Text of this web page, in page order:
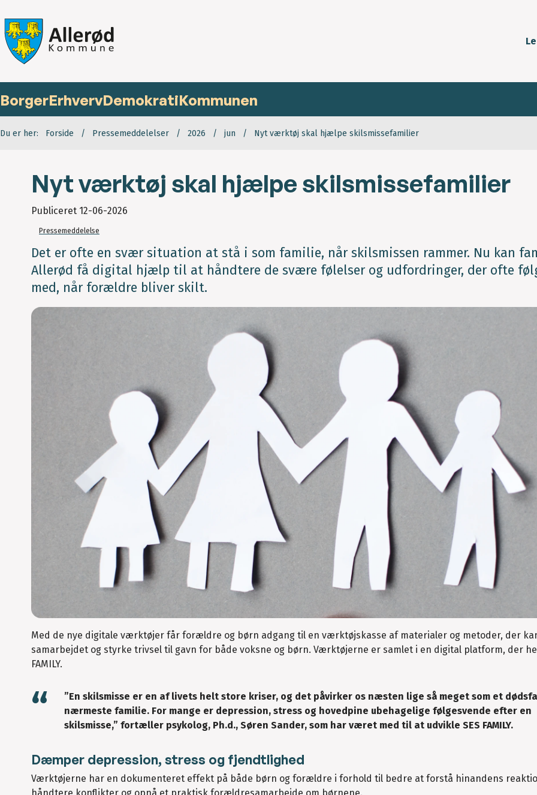
BorgerErhvervDemokratiKommunen
Du er her: Forside Pressemeddelelser 2026 jun Nyt værktøj skal hjælpe skilsmissefamilier
Nyt værktøj skal hjælpe skilsmissefamilier
Publiceret 12-06-2026
Pressemeddelelse
Det er ofte en svær situation at stå i som familie, når skilsmissen rammer. Nu kan
Allerød få digital hjælp til at håndtere de svære følelser og udfordringer, der ofte
med, når forældre bliver skilt.
Med de nye digitale værktøjer får forældre og børn adgang til en værktøjskasse af materialer og metoder, der
samarbejdet og styrke trivsel til gavn for både voksne og børn. Værktøjerne er samlet i en digital platform, der
FAMILY.
”En skilsmisse er en af livets helt store kriser, og det påvirker os næsten lige så meget som et
nærmeste familie. For mange er depression, stress og hovedpine ubehagelige følgesvende efter en
skilsmisse,” fortæller psykolog, Ph.d., Søren Sander, som har været med til at udvikle SES FAMILY.
Dæmper depression, stress og fjendtlighed
Værktøjerne har en dokumenteret effekt på både børn og forældre i forhold til bedre at forstå hinandens